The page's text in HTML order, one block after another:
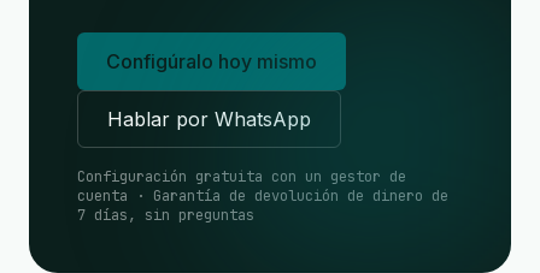
Configúralo hoy mismo
Hablar por WhatsApp
Configuración gratuita con un gestor de
cuenta · Garantía de devolución de dinero de
7 días, sin preguntas